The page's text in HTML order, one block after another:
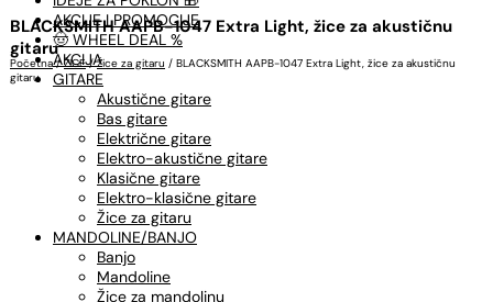
AKCIJE I PROMOCIJE
🤠 WHEEL DEAL %
AKCIJA
GITARE
Akustične gitare
Bas gitare
Električne gitare
Elektro-akustične gitare
Klasične gitare
Elektro-klasične gitare
Žice za gitaru
MANDOLINE/BANJO
Banjo
Mandoline
Žice za mandolinu
BLACKSMITH AAPB-1047 Extra Light, žice za akustičnu
gitaru
Početna/ŽICE/Žice za gitaru / BLACKSMITH AAPB-1047 Extra Light, žice za akustičnu
gitaru